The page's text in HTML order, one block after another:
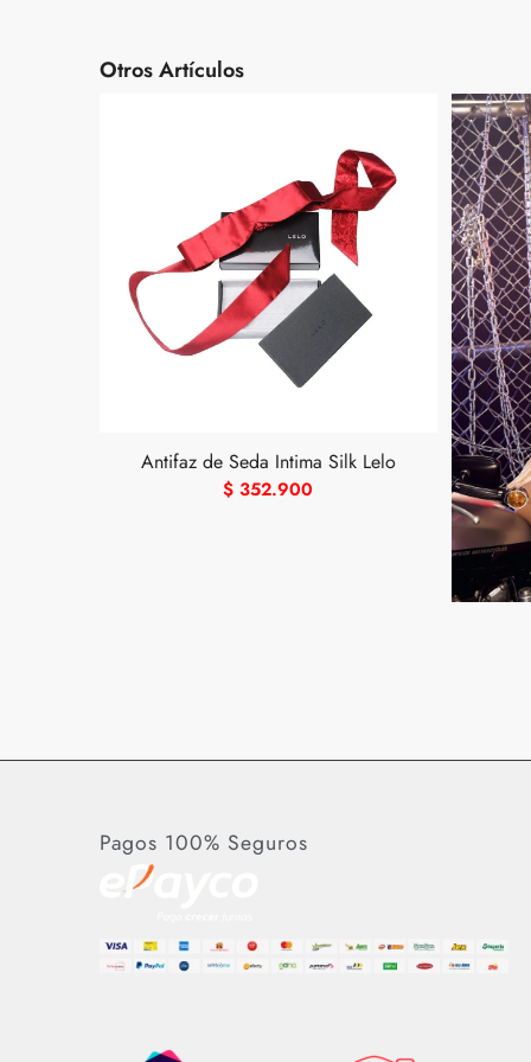
Otros Artículos
Antifaz de Seda Intima Silk Lelo
$ 352.900
Pagos 100% Seguros